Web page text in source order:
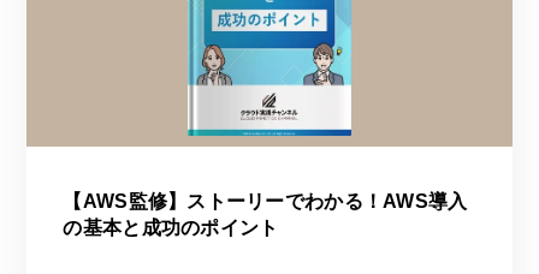
【AWS監修】ストーリーでわかる！AWS導入
の基本と成功のポイント